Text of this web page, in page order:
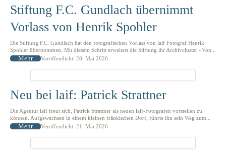
Stiftung F.C. Gundlach übernimmt
Vorlass von Henrik Spohler
Die Stiftung F.C. Gundlach hat den fotografischen Vorlass von laif Fotograf Henrik
Spohler übernommen. Mit diesem Schritt erweitert die Stiftung ihr Archivcluster »Von...
Mehr Veröffentlicht: 28. Mai 2026
Neu bei laif: Patrick Strattner
Die Agentur laif freut sich, Patrick Strattner als neuen laif-Fotografen vorstellen zu
können. Aufgewachsen in einem kleinen fränkischen Dorf, führte ihn sein Weg zum...
Mehr Veröffentlicht: 21. Mai 2026